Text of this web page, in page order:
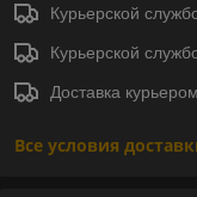
Курьерской
Курьерской
Доставка
Все условия